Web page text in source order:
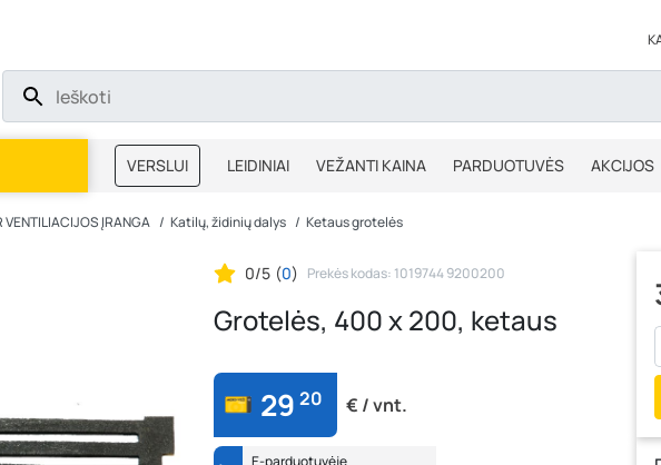
VERSLUI LEIDINIAI VEŽANTI KAINA PARDUOTUVĖS AKCIJOS
MOKIBLOGAS IŠPARDAVIMAS
VENTILIACIJOS ĮRANGA Katilų, židinių dalys Ketaus grotelės
0/5 (0) Prekės kodas: 1019744 9200200
Grotelės, 400 x 200, ketaus
29 20 € / vnt.
E-parduotuvėje